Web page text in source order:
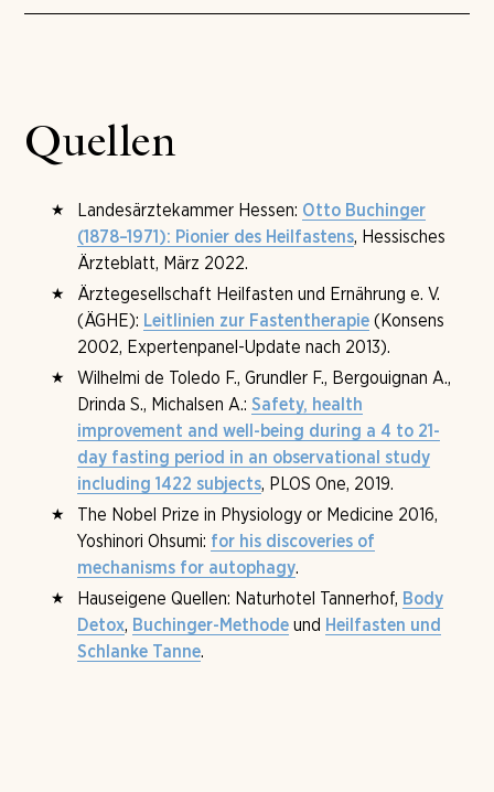
Buchinger-Methode und fand das Fasten gut
wird vor der Anreise gebucht; ab dem
Aufnahmegespräch am ersten Fastentag wird der
und kann verlängert werden.
Quellen
Landesärztekammer Hessen: Otto Buchinger
(1878–1971): Pionier des Heilfastens, Hessisches
Ärzteblatt, März 2022.
Ärztegesellschaft Heilfasten und Ernährung e. V.
(ÄGHE): Leitlinien zur Fastentherapie (Konsens
2002, Expertenpanel-Update nach 2013).
Wilhelmi de Toledo F., Grundler F., Bergouignan A.,
Drinda S., Michalsen A.:Safety, health
improvement and well-being during a 4 to 21-
day fasting period in an observational study
including 1422 subjects, PLOS One, 2019.
The Nobel Prize in Physiology or Medicine 2016,
Yoshinori Ohsumi: for his discoveries of
mechanisms for autophagy.
Hauseigene Quellen: Naturhotel Tannerhof, Body
Detox, Buchinger-Methode und Heilfasten und
Schlanke Tanne.